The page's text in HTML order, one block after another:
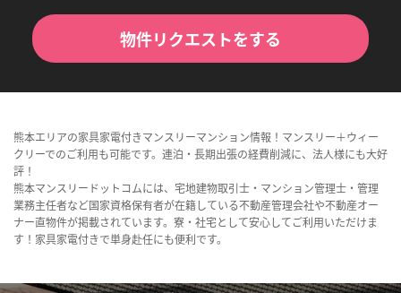
物件リクエストをする
熊本エリアの家具家電付きマンスリーマンション情報！マンスリー＋ウィー
クリーでのご利用も可能です。連泊・長期出張の経費削減に、法人様にも大好
評！
熊本マンスリードットコムには、宅地建物取引士・マンション管理士・管理
業務主任者など国家資格保有者が在籍している不動産管理会社や不動産オー
ナー直物件が掲載されています。寮・社宅として安心してご利用いただけま
す！家具家電付きで単身赴任にも便利です。